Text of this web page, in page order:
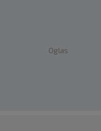
Oglas